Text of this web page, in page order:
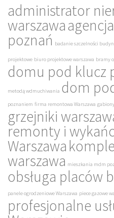
administrator
warszawa
poznań badanie szczelności
projektowe biuro projektowe warszawa bramy
domu pod klucz
metodą wdmuchiwania dom
poznaniem firma remontowa Warszawa
grzejniki
remonty i
Warszawa
warszawa mieszkania mdm
obsługa placów
panele ogrodzeniowe Warszawa piece gazowe
profesjonalne